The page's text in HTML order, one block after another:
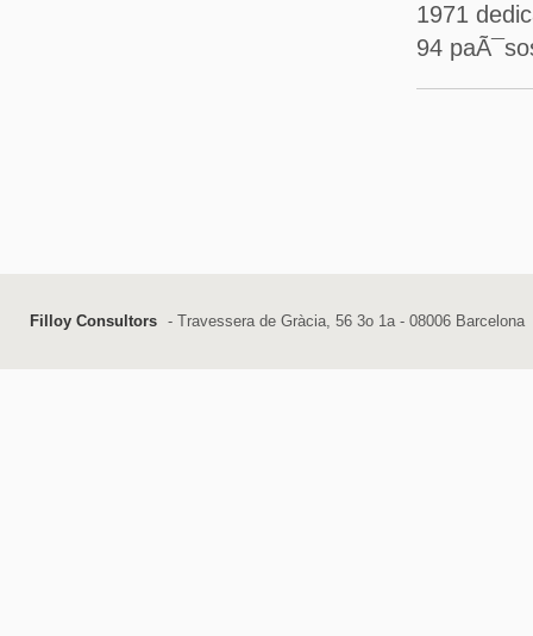
1971
94
Filloy Consultors - Travessera de Gràcia, 56 3o 1a - 08006 Barcelona